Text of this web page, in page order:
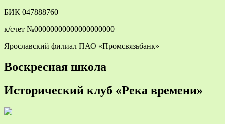
БИК 047888760
к/счет №00000000000000000000
Ярославский филиал ПАО «Промсвязьбанк»
Воскресная школа
Исторический клуб «Река времени»